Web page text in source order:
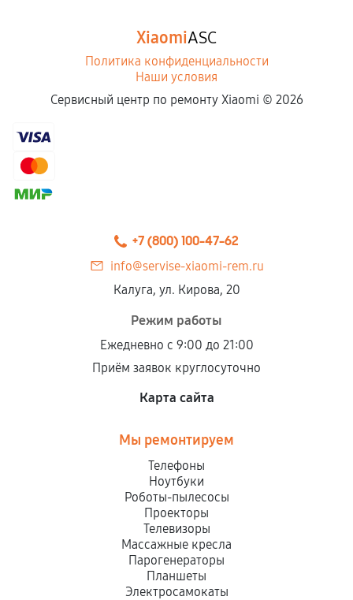
XiaomiASC
Политика конфиденциальности
Наши условия
Сервисный центр по ремонту Xiaomi © 2026
+7 (800) 100-47-62
info@servise-xiaomi-rem.ru
Калуга, ул. Кирова, 20
Режим работы
Ежедневно с 9:00 до 21:00
Приём заявок круглосуточно
Карта сайта
Мы ремонтируем
Телефоны
Ноутбуки
Роботы-пылесосы
Проекторы
Телевизоры
Массажные кресла
Парогенераторы
Планшеты
Электросамокаты